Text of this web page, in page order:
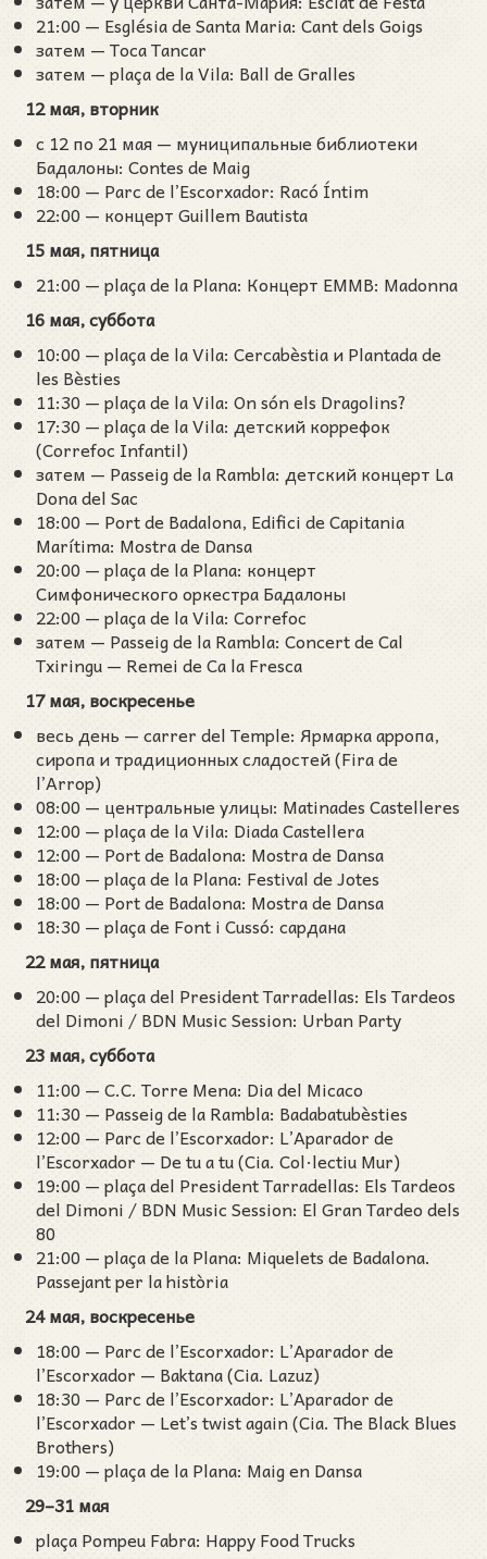
21:00 — Església de Santa Maria: Cant dels Goigs
затем — Toca Tancar
затем — plaça de la Vila: Ball de Gralles
12 мая, вторник
с 12 по 21 мая — муниципальные библиотеки
Бадалоны: Contes de Maig
18:00 — Parc de l’Escorxador: Racó Íntim
22:00 — концерт Guillem Bautista
15 мая, пятница
21:00 — plaça de la Plana: Концерт EMMB: Madonna
16 мая, суббота
10:00 — plaça de la Vila: Cercabèstia и Plantada de
les Bèsties
11:30 — plaça de la Vila: On són els Dragolins?
17:30 — plaça de la Vila: детский коррефок
(Correfoc Infantil)
затем — Passeig de la Rambla: детский концерт La
Dona del Sac
18:00 — Port de Badalona, Edifici de Capitania
Marítima: Mostra de Dansa
20:00 — plaça de la Plana: концерт
Симфонического оркестра Бадалоны
22:00 — plaça de la Vila: Correfoc
затем — Passeig de la Rambla: Concert de Cal
Txiringu — Remei de Ca la Fresca
17 мая, воскресенье
весь день — carrer del Temple: Ярмарка арропа,
сиропа и традиционных сладостей (Fira de
l’Arrop)
08:00 — центральные улицы: Matinades Castelleres
12:00 — plaça de la Vila: Diada Castellera
12:00 — Port de Badalona: Mostra de Dansa
18:00 — plaça de la Plana: Festival de Jotes
18:00 — Port de Badalona: Mostra de Dansa
18:30 — plaça de Font i Cussó: сардана
22 мая, пятница
20:00 — plaça del President Tarradellas: Els Tardeos
del Dimoni / BDN Music Session: Urban Party
23 мая, суббота
11:00 — C.C. Torre Mena: Dia del Micaco
11:30 — Passeig de la Rambla: Badabatubèsties
12:00 — Parc de l’Escorxador: L’Aparador de
l’Escorxador — De tu a tu (Cia. Col·lectiu Mur)
19:00 — plaça del President Tarradellas: Els Tardeos
del Dimoni / BDN Music Session: El Gran Tardeo dels
80
21:00 — plaça de la Plana: Miquelets de Badalona.
Passejant per la història
24 мая, воскресенье
18:00 — Parc de l’Escorxador: L’Aparador de
l’Escorxador — Baktana (Cia. Lazuz)
18:30 — Parc de l’Escorxador: L’Aparador de
l’Escorxador — Let’s twist again (Cia. The Black Blues
Brothers)
19:00 — plaça de la Plana: Maig en Dansa
29–31 мая
plaça Pompeu Fabra: Happy Food Trucks